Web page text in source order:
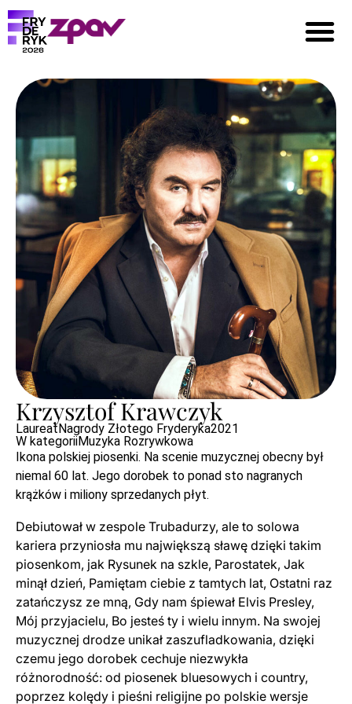
Krzysztof Krawczyk
LaureatNagrody Złotego Fryderyka2021
W kategoriiMuzyka Rozrywkowa
Ikona polskiej piosenki. Na scenie muzycznej obecny był
niemal 60 lat. Jego dorobek to ponad sto nagranych
krążków i miliony sprzedanych płyt.
Debiutował w zespole Trubadurzy, ale to solowa
kariera przyniosła mu największą sławę dzięki takim
piosenkom, jak Rysunek na szkle, Parostatek, Jak
minął dzień, Pamiętam ciebie z tamtych lat, Ostatni raz
zatańczysz ze mną, Gdy nam śpiewał Elvis Presley,
Mój przyjacielu, Bo jesteś ty i wielu innym. Na swojej
muzycznej drodze unikał zaszufladkowania, dzięki
czemu jego dorobek cechuje niezwykła
różnorodność: od piosenek bluesowych i country,
poprzez kolędy i pieśni religijne po polskie wersje